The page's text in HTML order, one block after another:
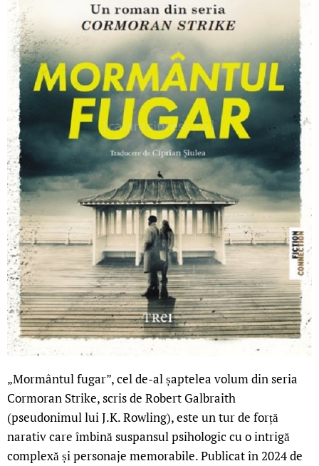
„Mormântul fugar”, cel de-al șaptelea volum din seria
Cormoran Strike, scris de Robert Galbraith
(pseudonimul lui J.K. Rowling), este un tur de forță
narativ care îmbină suspansul psihologic cu o intrigă
complexă și personaje memorabile. Publicat în 2024 de